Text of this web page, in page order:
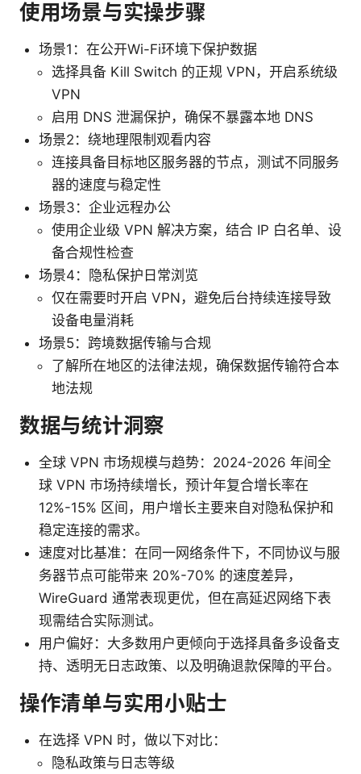
使用场景与实操步骤
场景1：在公开Wi-Fi环境下保护数据
选择具备 Kill Switch 的正规 VPN，开启系统级
VPN
启用 DNS 泄漏保护，确保不暴露本地 DNS
场景2：绕地理限制观看内容
连接具备目标地区服务器的节点，测试不同服务
器的速度与稳定性
场景3：企业远程办公
使用企业级 VPN 解决方案，结合 IP 白名单、设
备合规性检查
场景4：隐私保护日常浏览
仅在需要时开启 VPN，避免后台持续连接导致
设备电量消耗
场景5：跨境数据传输与合规
了解所在地区的法律法规，确保数据传输符合本
地法规
数据与统计洞察
全球 VPN 市场规模与趋势：2024-2026 年间全
球 VPN 市场持续增长，预计年复合增长率在
12%-15% 区间，用户增长主要来自对隐私保护和
稳定连接的需求。
速度对比基准：在同一网络条件下，不同协议与服
务器节点可能带来 20%-70% 的速度差异，
WireGuard 通常表现更优，但在高延迟网络下表
现需结合实际测试。
用户偏好：大多数用户更倾向于选择具备多设备支
持、透明无日志政策、以及明确退款保障的平台。
操作清单与实用小贴士
在选择 VPN 时，做以下对比：
隐私政策与日志等级